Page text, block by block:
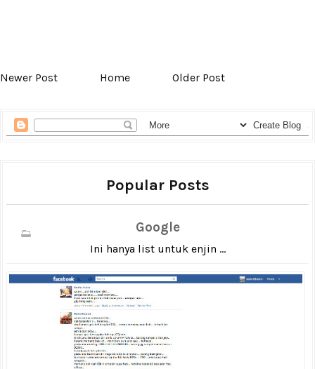
Newer Post Home Older Post
Popular Posts
Google
Ini hanya list untuk enjin ...